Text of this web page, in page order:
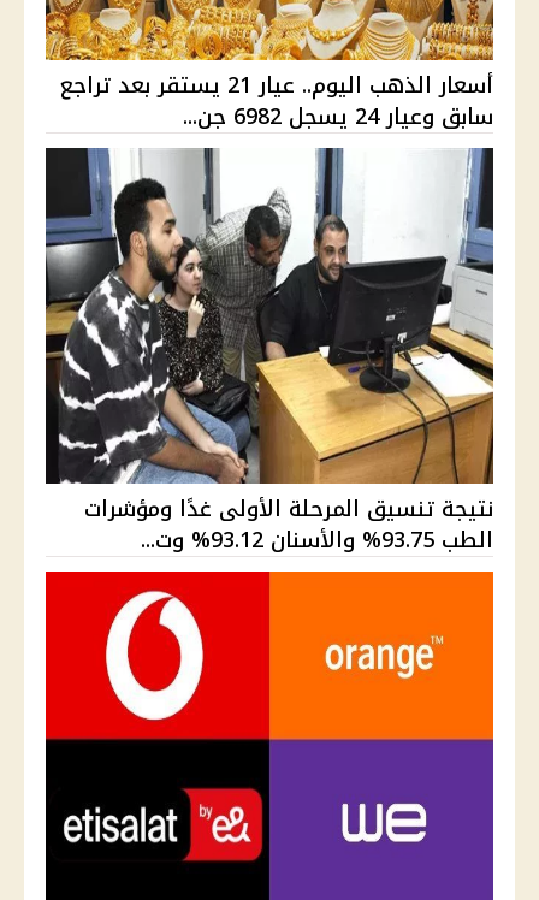
أسعار الذهب اليوم.. عيار 21 يستقر بعد تراجع
سابق وعيار 24 يسجل 6982 جن...
نتيجة تنسيق المرحلة الأولى غدًا ومؤشرات
الطب 93.75% والأسنان 93.12% وت...